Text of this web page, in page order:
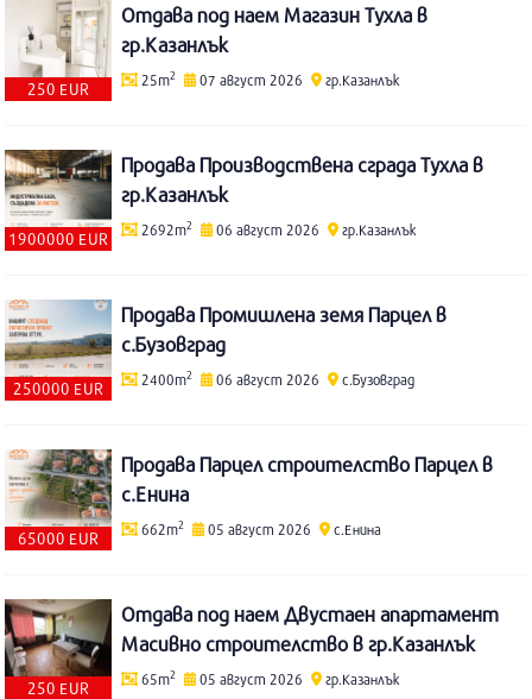
250 EUR
Отдава под наем Магазин Тухла в
гр.Казанлък
25m2 07 август 2026 гр.Казанлък
1900000 EUR
Продава Производствена сграда Тухла в
гр.Казанлък
2692m2 06 август 2026 гр.Казанлък
250000 EUR
Продава Промишлена земя Парцел в
с.Бузовград
2400m2 06 август 2026 с.Бузовград
65000 EUR
Продава Парцел строителство Парцел в
с.Енина
662m2 05 август 2026 с.Енина
250 EUR
Отдава под наем Двустаен апартамент
Масивно строителство в гр.Казанлък
65m2 05 август 2026 гр.Казанлък